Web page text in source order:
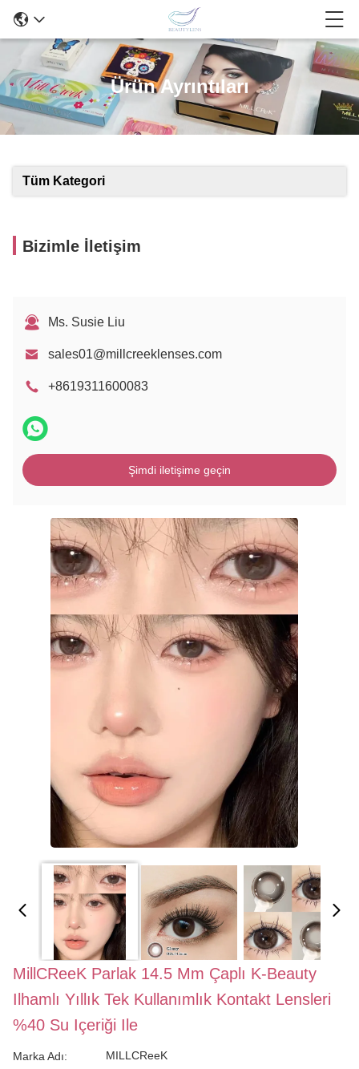
Ürün Ayrıntıları
Tüm Kategori
Bizimle İletişim
Ms. Susie Liu
sales01@millcreeklenses.com
+8619311600083
Şimdi iletişime geçin
MillCReeK Parlak 14.5 Mm Çaplı K-Beauty
Ilhamlı Yıllık Tek Kullanımlık Kontakt Lensleri
%40 Su Içeriği Ile
Marka Adı: MILLCReeK